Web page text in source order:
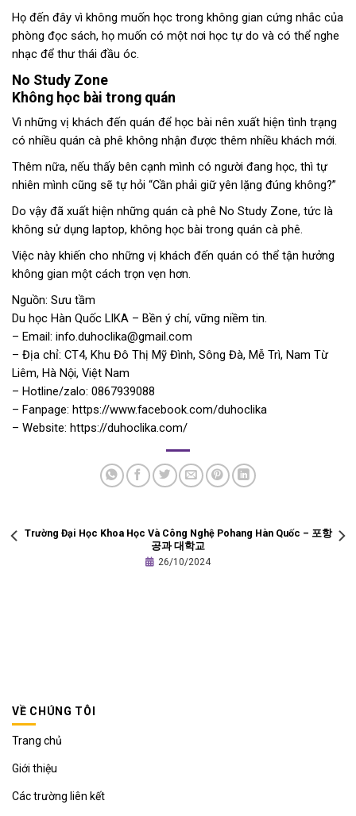
Họ đến đây vì không muốn học trong không gian cứng nhắc của
phòng đọc sách, họ muốn có một nơi học tự do và có thể nghe
nhạc để thư thái đầu óc.
No Study Zone
Không học bài trong quán
Vì những vị khách đến quán để học bài nên xuất hiện tình trạng
có nhiều quán cà phê không nhận được thêm nhiều khách mới.
Thêm nữa, nếu thấy bên cạnh mình có người đang học, thì tự
nhiên mình cũng sẽ tự hỏi “Cần phải giữ yên lặng đúng không?”
Do vậy đã xuất hiện những quán cà phê No Study Zone, tức là
không sử dụng laptop, không học bài trong quán cà phê.
Việc này khiến cho những vị khách đến quán có thể tận hưởng
không gian một cách trọn vẹn hơn.
Nguồn: Sưu tầm
Du học Hàn Quốc LIKA – Bền ý chí, vững niềm tin.
– Email: info.duhoclika@gmail.com
– Địa chỉ: CT4, Khu Đô Thị Mỹ Đình, Sông Đà, Mễ Trì, Nam Từ
Liêm, Hà Nội, Việt Nam
– Hotline/zalo: 0867939088
– Fanpage: https://www.facebook.com/duhoclika
– Website: https://duhoclika.com/
Trường Đại Học Khoa Học Và Công Nghệ Pohang Hàn Quốc – 포항
공과 대학교
26/10/2024
VỀ CHÚNG TÔI
Trang chủ
Giới thiệu
Các trường liên kết